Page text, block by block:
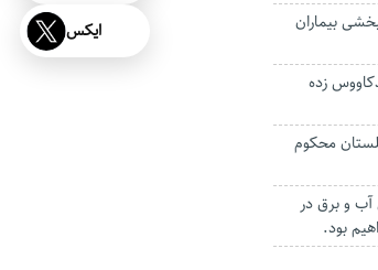
بیماران
زده
محکوم
و برق در
بود.
ایکس